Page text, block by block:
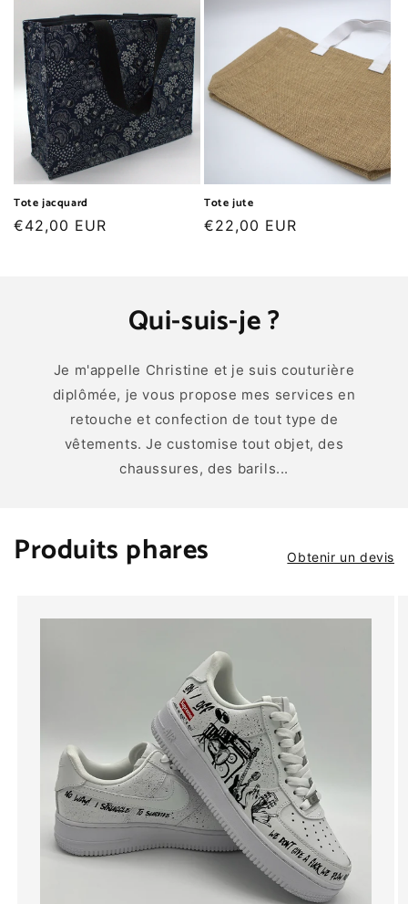
Tote jacquard
Prix
€42,00 EUR
Tote jute
Prix
€22,00 EUR
Qui-suis-je ?
Je m'appelle Christine et je suis couturière
diplômée, je vous propose mes services en
retouche et confection de tout type de
vêtements. Je customise tout objet, des
chaussures, des barils...
Produits phares Obtenir un devis